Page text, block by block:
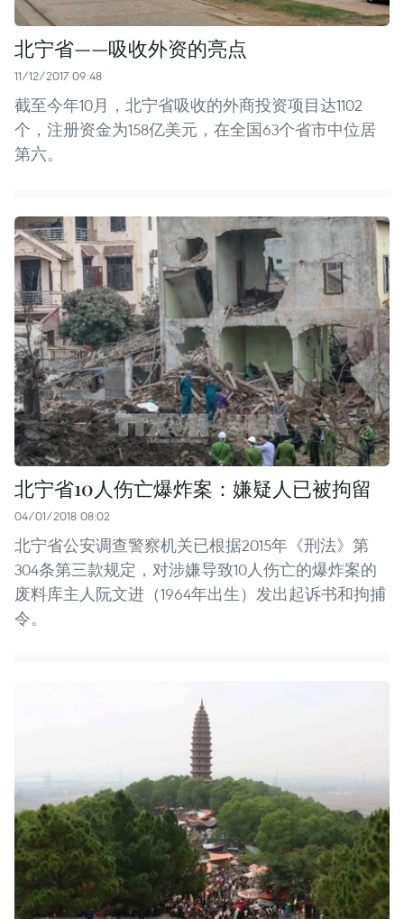
北宁省——吸收外资的亮点
11/12/2017 09:48
截至今年10月，北宁省吸收的外商投资项目达1102
个，注册资金为158亿美元，在全国63个省市中位居
第六。
北宁省10人伤亡爆炸案：嫌疑人已被拘留
04/01/2018 08:02
北宁省公安调查警察机关已根据2015年《刑法》第
304条第三款规定，对涉嫌导致10人伤亡的爆炸案的
废料库主人阮文进（1964年出生）发出起诉书和拘捕
令。